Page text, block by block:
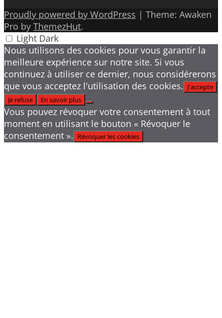
Proudly powered by WordPress | Theme: Awaken
Pro by ThemezHut.
Light Dark
Nous utilisons des cookies pour vous garantir la
meilleure expérience sur notre site. Si vous
continuez à utiliser ce dernier, nous considérerons
que vous acceptez l'utilisation des cookies. J'accepte
Je refuse
En savoir plus
Vous pouvez révoquer votre consentement à tout
moment en utilisant le bouton « Révoquer le
consentement ». Révoquer les cookies